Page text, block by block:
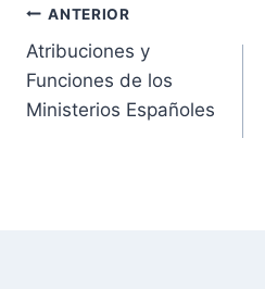
N
a
v
ANTERIOR
Atribuciones y
Funciones de los
Ministerios Españoles